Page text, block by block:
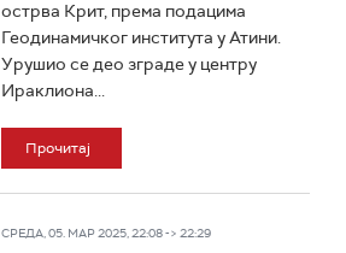
острва Крит, према подацима
Геодинамичког института у Атини.
Урушио се део зграде у центру
Ираклиона...
Прочитај
СРЕДА, 05. МАР 2025, 22:08 -> 22:29